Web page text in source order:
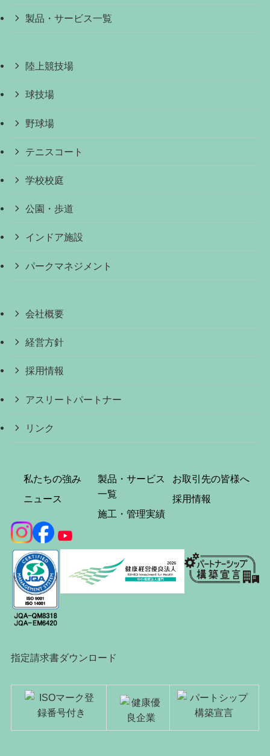
製品・サービス一覧
陸上競技場
球技場
野球場
テニスコート
学校校庭
公園・歩道
インドア施設
パークマネジメント
会社概要
経営方針
採用情報
アスリートパートナー
リンク
私たちの強み
ニュース
製品・サービス
一覧
施工・管理実績
お取引先の皆様へ
採用情報
指定請求書ダウンロード